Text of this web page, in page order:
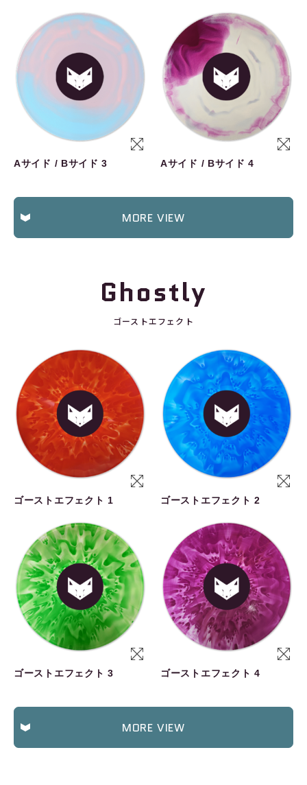
Aサイド / Bサイド 3 Aサイド / Bサイド 4
MORE VIEW
Ghostly
ゴーストエフェクト
ゴーストエフェクト 1 ゴーストエフェクト 2
ゴーストエフェクト 3 ゴーストエフェクト 4
MORE VIEW